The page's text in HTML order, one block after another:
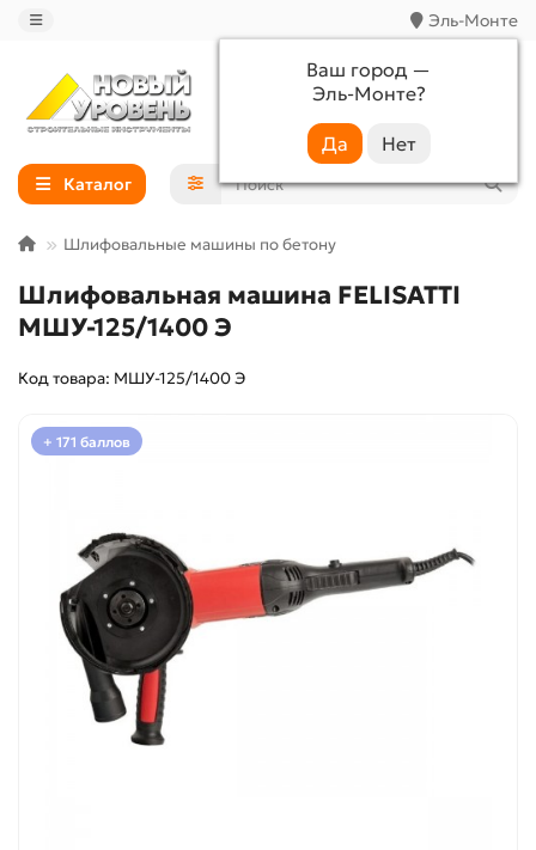
Эль-Монте
Ваш город —
Эль-Монте?
+7 (988) 233-44-52
Каталог
Шлифовальные машины по бетону
Шлифовальная машина FELISATTI
МШУ-125/1400 Э
Код товара: МШУ-125/1400 Э
+ 171 баллов